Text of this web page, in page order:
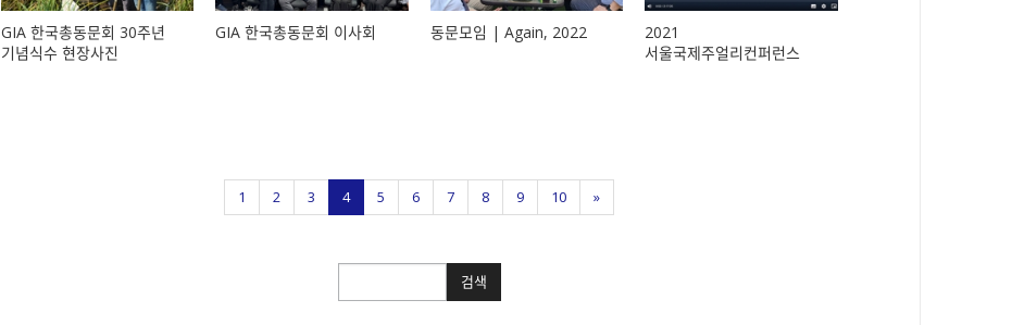
GIA 한국총동문회 30주년
기념식수 현장사진
GIA 한국총동문회 이사회 동문모임 | Again, 2022
2021
서울국제주얼리컨퍼런스
1 2 3 4 5 6 7 8 9 10 »
검색